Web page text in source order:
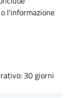
l'informazione
30 giorni